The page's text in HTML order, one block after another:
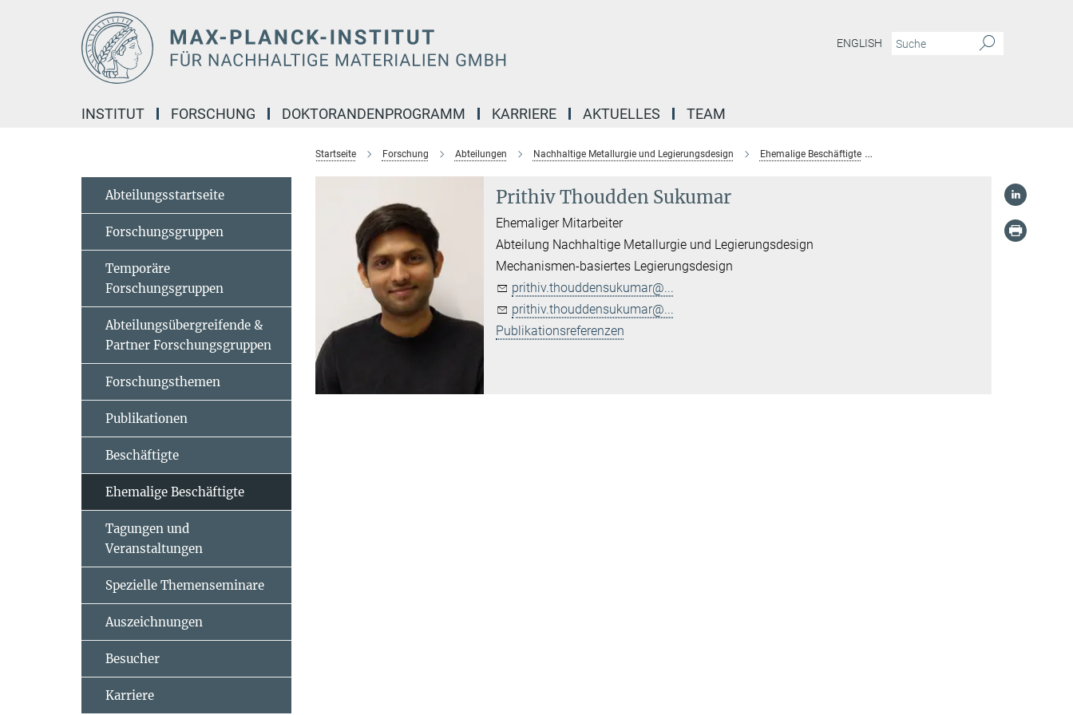
ENGLISH
INSTITUT FORSCHUNG DOKTORANDENPROGRAMM KARRIERE AKTUELLES TEAM
Startseite Forschung Abteilungen Nachhaltige Metallurgie und Legierungsdesign Ehemalige Beschäftigte
Prithiv Thoudden Sukumar
Ehemaliger Mitarbeiter
Abteilung Nachhaltige Metallurgie und Legierungsdesign
Mechanismen-basiertes Legierungsdesign
prithiv.thouddensukumar@...
prithiv.thouddensukumar@...
Publikationsreferenzen
Abteilungsstartseite
Forschungsgruppen
Temporäre
Forschungsgruppen
Abteilungsübergreifende &
Partner Forschungsgruppen
Forschungsthemen
Publikationen
Beschäftigte
Ehemalige Beschäftigte
Tagungen und
Veranstaltungen
Spezielle Themenseminare
Auszeichnungen
Besucher
Karriere